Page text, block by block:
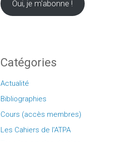
Oui, je m'abonne !
Catégories
Actualité
Bibliographies
Cours (accès membres)
Les Cahiers de l'ATPA